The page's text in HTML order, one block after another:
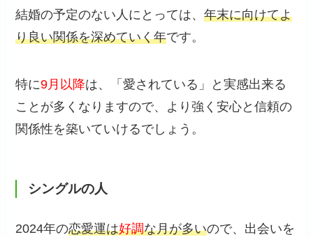
結婚の予定のない人にとっては、年末に向けてよ
り良い関係を深めていく年です。
特に9月以降は、「愛されている」と実感出来る
ことが多くなりますので、より強く安心と信頼の
関係性を築いていけるでしょう。
シングルの人
2024年の恋愛運は好調な月が多いので、出会いを